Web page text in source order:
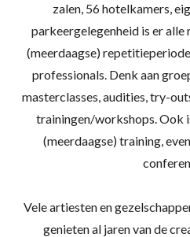
zalen, 56 hotelkamers,
parkeergelegenheid is er
(meerdaagse)
professionals. Denk aan
masterclasses, audities, try-
trainingen/workshops. Ook
(meerdaagse) training,
Vele artiesten en
genieten al jaren van de